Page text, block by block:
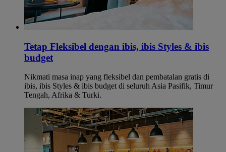
Tetap Fleksibel dengan ibis, ibis Styles & ibis
budget
Nikmati masa inap yang fleksibel dan pembatalan gratis di
ibis, ibis Styles & ibis budget di seluruh Asia Pasifik, Timur
Tengah, Afrika & Turki.